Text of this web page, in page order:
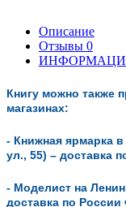
Описание
Отзывы 0
Книгу можно также
магазинах:
- Книжная ярмарка
ул., 55) – доставка
- Моделист на
доставка по России